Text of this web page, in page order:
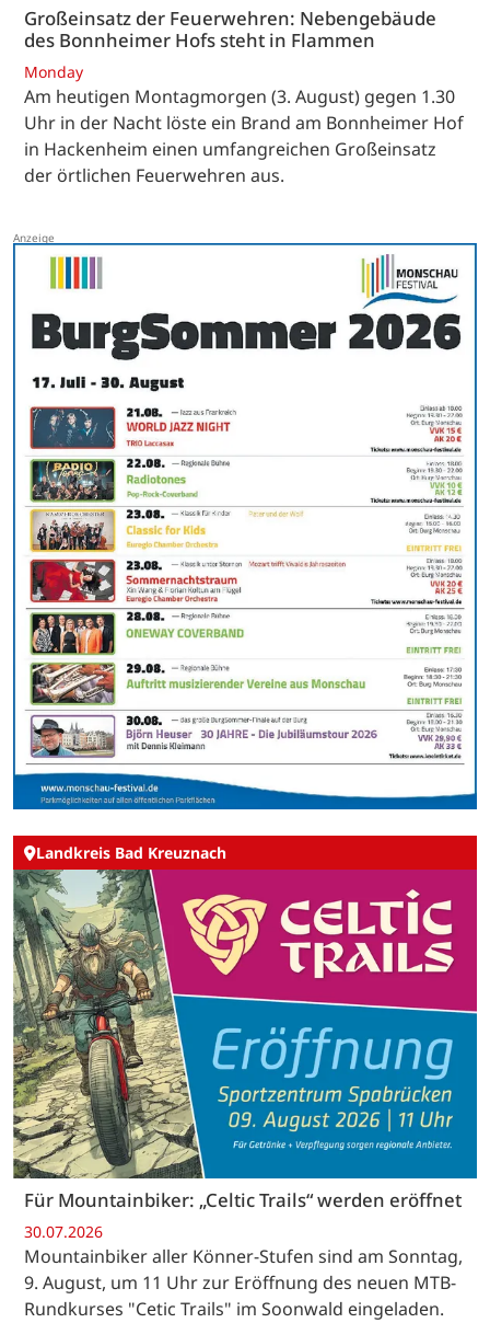
Großeinsatz der Feuerwehren: Nebengebäude
des Bonnheimer Hofs steht in Flammen
Monday
Am heutigen Montagmorgen (3. August) gegen 1.30
Uhr in der Nacht löste ein Brand am Bonnheimer Hof
in Hackenheim einen umfangreichen Großeinsatz
der örtlichen Feuerwehren aus.
Landkreis Bad Kreuznach
Für Mountainbiker: „Celtic Trails“ werden eröffnet
30.07.2026
Mountainbiker aller Könner-Stufen sind am Sonntag,
9. August, um 11 Uhr zur Eröffnung des neuen MTB-
Rundkurses "Cetic Trails" im Soonwald eingeladen.